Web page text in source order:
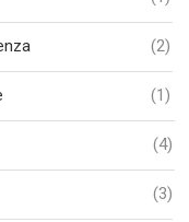
(2)
(1)
(4)
(3)